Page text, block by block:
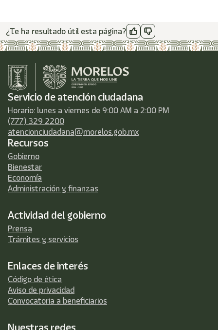
¿Te ha resultado útil esta página?
Servicio de atención ciudadana
Horario: lunes a viernes de 9:00 AM a 2:00 PM
(777) 329 2200
atencionciudadana@morelos.gob.mx
Recursos
Gobierno
Bienestar
Economía
Administración y finanzas
Actividad del gobierno
Prensa
Trámites y servicios
Enlaces de interés
Código de ética
Aviso de privacidad
Convocatoria a beneficiarios